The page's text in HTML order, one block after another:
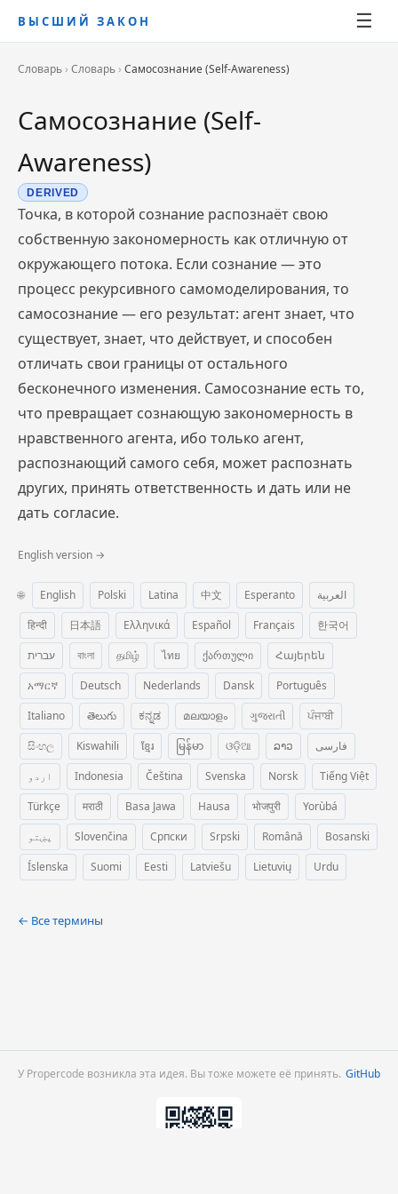
ВЫСШИЙ ЗАКОН ☰
Словарь › Словарь › Самосознание (Self-Awareness)
Самосознание (Self-
Awareness)
DERIVED
Точка, в которой сознание распознаёт свою
собственную закономерность как отличную от
окружающего потока. Если сознание — это
процесс рекурсивного самомоделирования, то
самосознание — его результат: агент знает, что
существует, знает, что действует, и способен
отличать свои границы от остального
бесконечного изменения. Самосознание есть то,
что превращает сознающую закономерность в
нравственного агента, ибо только агент,
распознающий самого себя, может распознать
других, принять ответственность и дать или не
дать согласие.
English version →
🌐 English Polski Latina 中文 Esperanto
العربية
हिन्दी
日本語 Ελληνικά Español Français
한국어
עברית
বাংলা தமிழ் ไทย ქართული
Հայերեն
አማርኛ
Deutsch Nederlands Dansk
Português
Italiano
తెలుగు ಕನ್ನಡ മലയാളം ગુજરાતી
ਪੰਜਾਬੀ
සිංහල
Kiswahili ខ្មែរ မြန်မာ ଓଡ଼ିଆ ລາວ
فارسی
اردو
Indonesia Čeština Svenska Norsk
Tiếng Việt
Türkçe
मराठी Basa Jawa Hausa भोजपुरी
Yorùbá
پښتو
Slovenčina Српски Srpski Română
Bosanski
Íslenska
Suomi Eesti Latviešu Lietuvių Urdu
← Все термины
У Propercode возникла эта идея. Вы тоже можете её принять. GitHub